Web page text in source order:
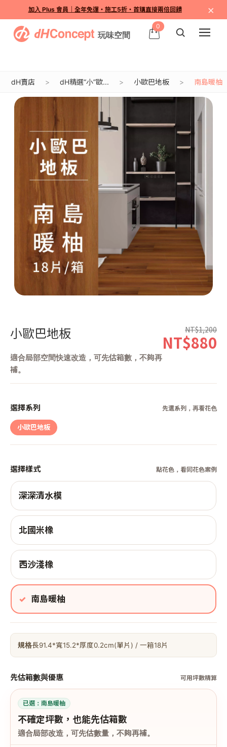
加入 Plus 會員｜全年免運・施工5折・首購直接兩倍回饋 ×
0
dH賣店 dH精選“小”歐... 小歐巴地板 南島暖柚
小歐巴地板
適合局部空間快速改造，可先估箱數，不夠再
補。
NT$1,200
NT$880
選擇系列 先選系列，再看花色
小歐巴地板
選擇樣式 點花色，看同花色案例
深深清水模
北國米橡
西沙淺橡
南島暖柚
規格長91.4*寬15.2*厚度0.2cm(單片) / 一箱18片
先估箱數與優惠 可用坪數精算
已選： 南島暖柚
不確定坪數，也能先估箱數
適合局部改造，可先估數量，不夠再補。